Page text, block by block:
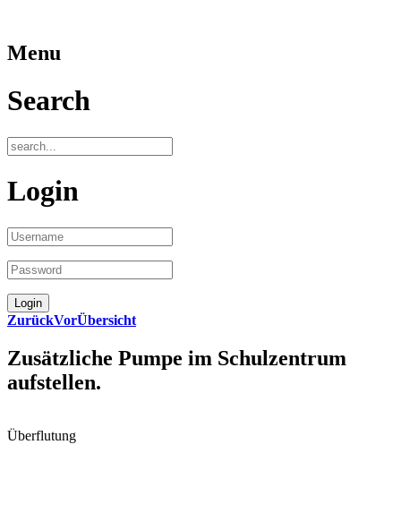
Menu
Search
Login
ZurückVorÜbersicht
Zusätzliche Pumpe im Schulzentrum
aufstellen.
Überflutung